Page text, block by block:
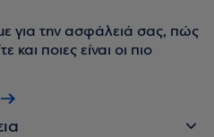
για την ασφάλειά σας, πώς
και ποιες είναι οι πιο